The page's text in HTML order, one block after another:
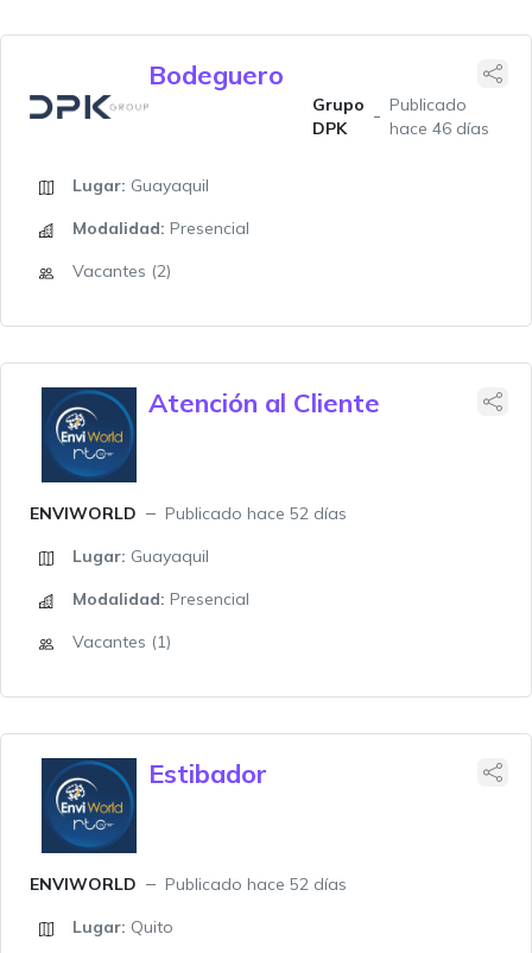
Bodeguero
Grupo
DPK
Publicado
hace 46 días
Lugar: Guayaquil
Modalidad: Presencial
Vacantes (2)
Atención al Cliente
ENVIWORLD
Publicado hace 52 días
Lugar: Guayaquil
Modalidad: Presencial
Vacantes (1)
Estibador
ENVIWORLD
Publicado hace 52 días
Lugar: Quito